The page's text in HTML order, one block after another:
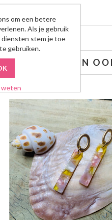
KOCHTEN
om een betere
Als je gebruik
diensten stem je toe
gebruiken.